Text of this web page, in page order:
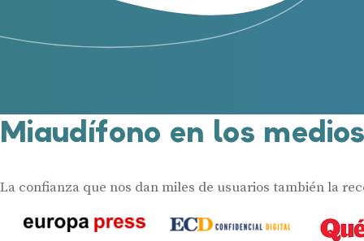
Miaudífono en los medios
La confianza que nos dan miles de usuarios también la